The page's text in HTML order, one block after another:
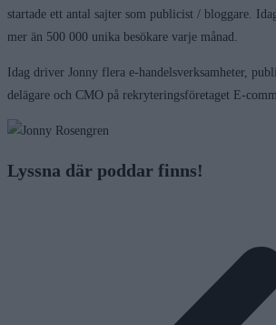
startade ett antal sajter som publicist / bloggare.
mer än 500 000 unika besökare varje månad.
Idag driver Jonny flera e-handelsverksamheter,
delägare och CMO på rekryteringsföretaget E-
Lyssna där poddar finns!